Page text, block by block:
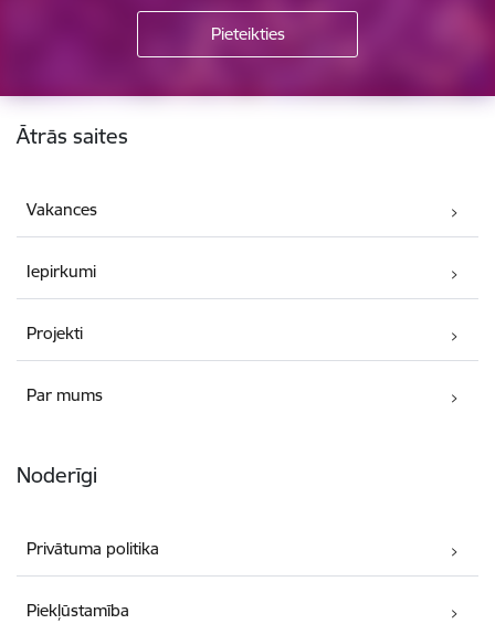
Kājene
Ātrās saites
Vakances
Iepirkumi
Projekti
Par mums
Noderīgi
Privātuma politika
Piekļūstamība